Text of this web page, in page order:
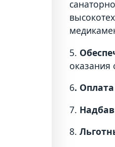
5.
6.
7.
8.